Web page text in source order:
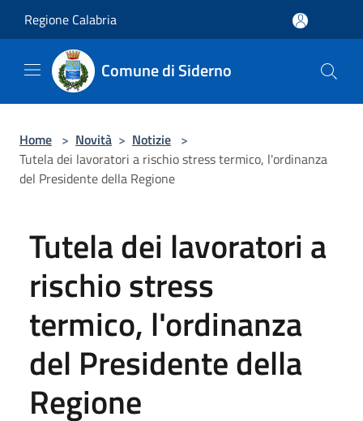
Regione Calabria
Comune di Siderno
Home > Novità > Notizie >
Tutela dei lavoratori a rischio stress termico, l'ordinanza
del Presidente della Regione
Tutela dei lavoratori a
rischio stress
termico, l'ordinanza
del Presidente della
Regione